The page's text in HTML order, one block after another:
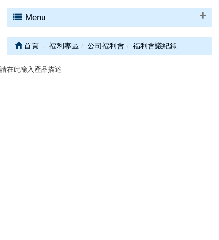
Menu
首頁 福利專區 公司福利會 福利會議紀錄
請在此輸入產品描述